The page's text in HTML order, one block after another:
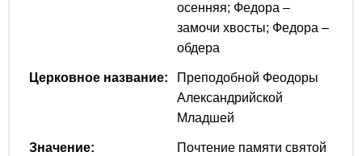
осенняя; Федора –
замочи хвосты; Федора –
обдера
Церковное название:
Преподобной Феодоры
Александрийской
Младшей
Значение:
Почтение памяти святой